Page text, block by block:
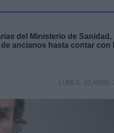
del Ministerio de Sanidad,
ancianos hasta contar con
LUNES, 20 ABRIL